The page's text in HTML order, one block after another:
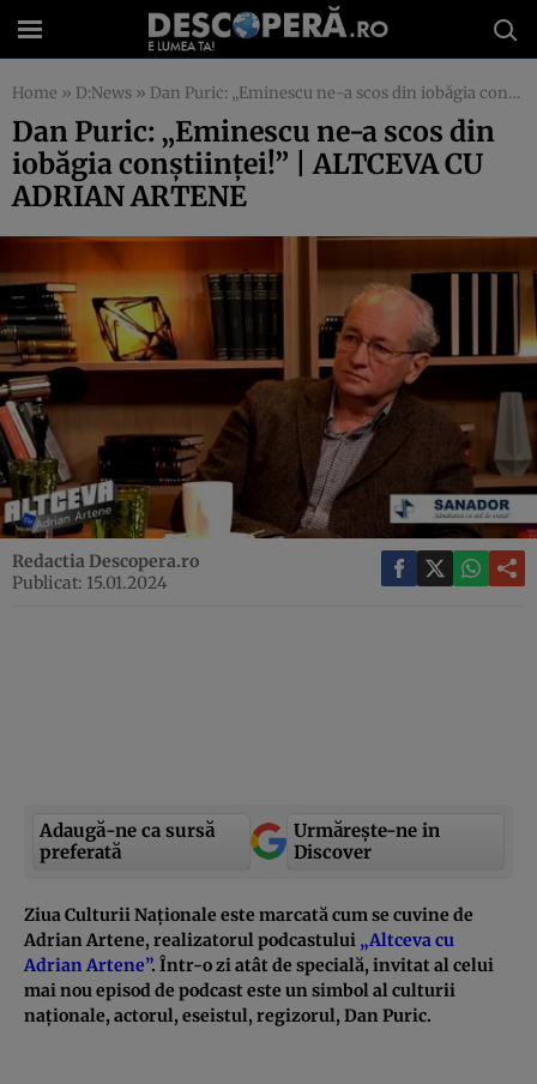
Home » D:News » Dan Puric: „Eminescu ne-a scos din iobăgia conștiinței!” | ALTCEVA CU ADRIAN ARTENE
Dan Puric: „Eminescu ne-a scos din
iobăgia conștiinței!” | ALTCEVA CU
ADRIAN ARTENE
Redactia Descopera.ro
Publicat: 15.01.2024
Adaugă-ne ca sursă
preferată
Urmărește-ne in
Discover
Ziua Culturii Naționale este marcată cum se cuvine de
Adrian Artene, realizatorul podcastului „Altceva cu
Adrian Artene”. Într-o zi atât de specială, invitat al celui
mai nou episod de podcast este un simbol al culturii
naționale, actorul, eseistul, regizorul, Dan Puric.